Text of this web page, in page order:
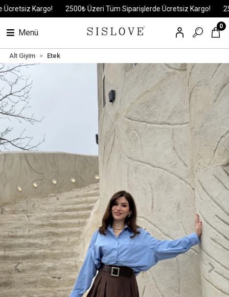
Kargo! 2500₺ Üzeri Tüm Siparişlerde Ücretsiz Kargo!
Menü
0
Alt Giyim Etek